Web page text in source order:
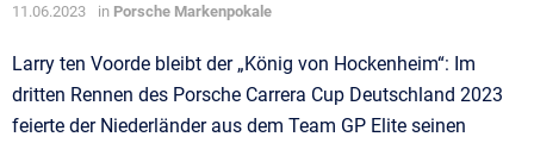
11.06.2023 in Porsche Markenpokale
Larry ten Voorde bleibt der „König von Hockenheim“: Im
dritten Rennen des Porsche Carrera Cup Deutschland 2023
feierte der Niederländer aus dem Team GP Elite seinen